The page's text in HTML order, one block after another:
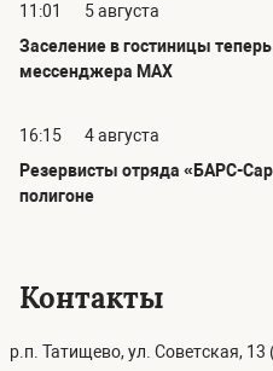
11:01
5 августа
Заселение в гостиницы
мессенджера MAX
16:15
4 августа
Резервисты отряда «БАРС-
полигоне
Контакты
р.п. Татищево, ул. Советская,